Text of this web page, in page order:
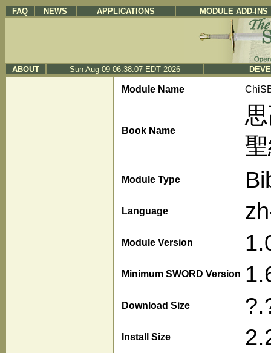
FAQ NEWS APPLICATIONS MODULE ADD-INS
ABOUT Sun Aug 09 06:38:07 EDT 2026
Module Name
Book Name
Module Type
Language
Module Version
Minimum SWORD Version
Download Size
Install Size